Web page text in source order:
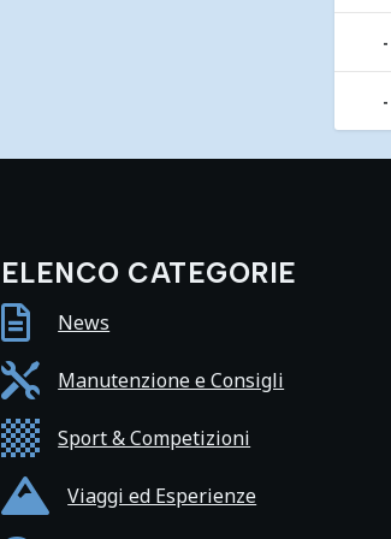
ELENCO CATEGORIE
 News
 Manutenzione e Consigli
 Sport & Competizioni
 Viaggi ed Esperienze